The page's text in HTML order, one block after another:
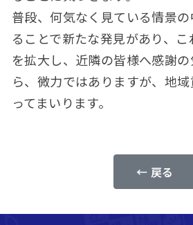
普段、何気なく見ている情景
ることで新たな発見があり、
を拡大し、近隣の皆様へ感謝
ら、微力ではありますが、地
ってまいります。
← 戻る